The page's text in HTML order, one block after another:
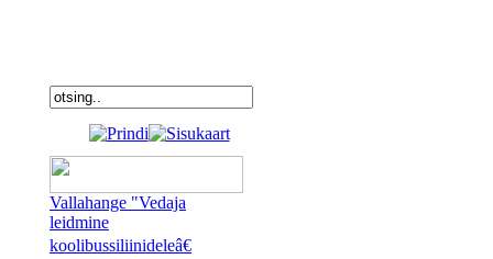
Vallahange "Vedaja
leidmine
koolibussiliinideleâ€